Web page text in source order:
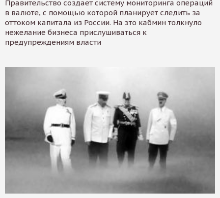
Правительство создает систему мониторинга операций
в валюте, с помощью которой планирует следить за
оттоком капитала из России. На это кабмин толкнуло
нежелание бизнеса прислушиваться к
предупреждениям власти